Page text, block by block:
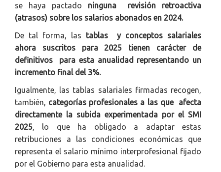
se haya pactado ninguna revisión retroactiva
(atrasos) sobre los salarios abonados en 2024.
De tal forma, las tablas y conceptos salariales
ahora suscritos para 2025 tienen carácter de
definitivos para esta anualidad representando un
incremento final del 3%.
Igualmente, las tablas salariales firmadas recogen,
también, categorías profesionales a las que afecta
directamente la subida experimentada por el SMI
2025, lo que ha obligado a adaptar estas
retribuciones a las condiciones económicas que
representa el salario mínimo interprofesional fijado
por el Gobierno para esta anualidad.